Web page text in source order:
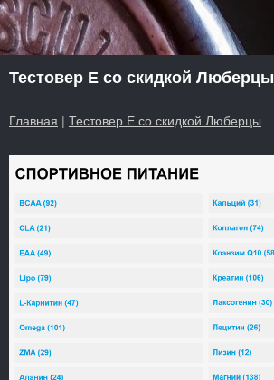
Тестовер Е со скидкой Люберцы
Главная | Тестовер Е со скидкой Люберцы